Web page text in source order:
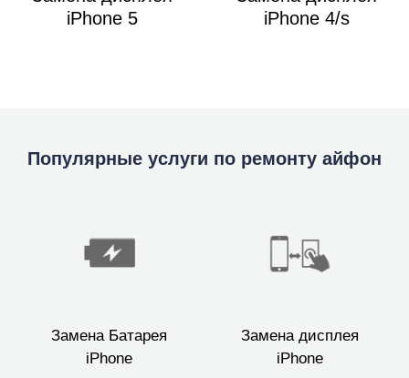
iPhone 5
iPhone 4/s
Популярные услуги по ремонту айфон
Замена Батарея
iPhone
Замена дисплея
iPhone